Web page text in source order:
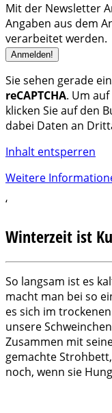
Mit der Newsletter
Angaben aus dem
verarbeitet werden.
Sie sehen gerade
reCAPTCHA. Um
klicken Sie auf den
dabei Daten an
Inhalt entsperren
Weitere
‘
Winterzeit ist
So langsam ist es
macht man bei so
es sich im
unsere
Zusammen mit
gemachte
noch, wenn sie